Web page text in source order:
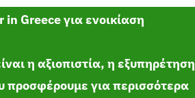
in Greeceγια ενοικίαση
η αξιοπιστία, η εξυπηρέτηση
προσφέρουμε για περισσότερα